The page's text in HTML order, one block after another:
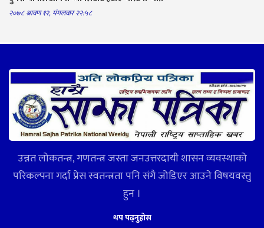
२०७८ श्रावण १२, मंगलवार २२:५८
उन्नत लोकतन्त्र, गणतन्त्र जस्ता जनउत्तरदायी शासन व्यवस्थाको
परिकल्पना गर्दा प्रेस स्वतन्त्रता पनि संगै जोडिएर आउने विषयवस्तु
हुन ।
थप पढ्नुहोस